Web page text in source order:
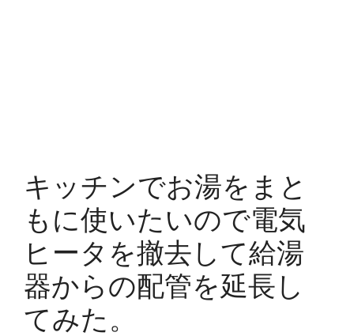
キッチンでお湯をまと
もに使いたいので電気
ヒータを撤去して給湯
器からの配管を延長し
てみた。